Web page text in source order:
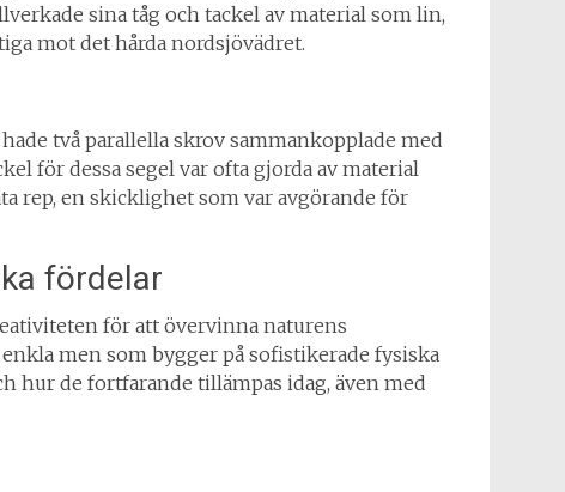
sina tåg och tackel av material som lin,
mot det hårda nordsjövädret.
två parallella skrov sammankopplade med
för dessa segel var ofta gjorda av material
rep, en skicklighet som var avgörande för
fördelar
för att övervinna naturens
men som bygger på sofistikerade fysiska
hur de fortfarande tillämpas idag, även med